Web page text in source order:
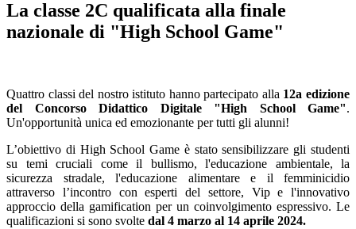
La classe 2C qualificata alla finale
nazionale di "High School Game"
Quattro classi del nostro istituto hanno partecipato alla 12a edizione
del Concorso Didattico Digitale "High School Game".
Un'opportunità unica ed emozionante per tutti gli alunni!
L’obiettivo di High School Game è stato sensibilizzare gli studenti
su temi cruciali come il bullismo, l'educazione ambientale, la
sicurezza stradale, l'educazione alimentare e il femminicidio
attraverso l’incontro con esperti del settore, Vip e l'innovativo
approccio della gamification per un coinvolgimento espressivo. Le
qualificazioni si sono svolte dal 4 marzo al 14 aprile 2024.